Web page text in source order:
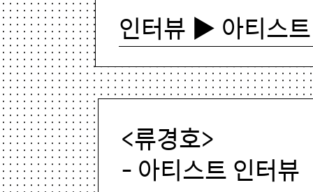
인터뷰 ▶ 아티스
<류경호>
- 아티스트 인터뷰